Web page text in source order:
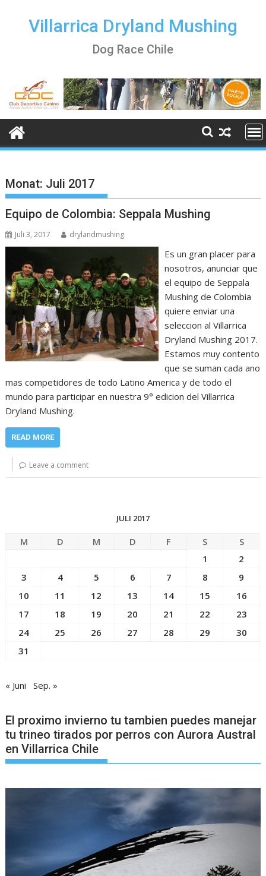
Villarrica Dryland Mushing
Dog Race Chile
Monat: Juli 2017
Equipo de Colombia: Seppala Mushing
Juli 3, 2017 drylandmushing
Es un gran placer para
nosotros, anunciar que
el equipo de Seppala
Mushing de Colombia
quiere enviar una
seleccion al Villarrica
Dryland Mushing 2017.
Estamos muy contento
que se suman cada ano
mas competidores de todo Latino America y de todo el
mundo para participar en nuestra 9° edicion del Villarrica
Dryland Mushing.
READ MORE
Leave a comment
JULI 2017
M D M D F S
S
1
2
3
4 5 6 7 8
9
10
11 12 13 14 15
16
17
18 19 20 21 22
23
24
25 26 27 28 29
30
31
« Juni Sep. »
El proximo invierno tu tambien puedes manejar
tu trineo tirados por perros con Aurora Austral
en Villarrica Chile